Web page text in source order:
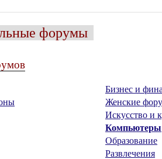
форумы
Бизнес и
Женские
Искусство и
Компьютеры
Образование
Развлечения